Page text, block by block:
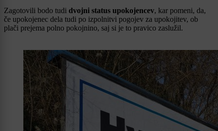
Zagotovili bodo tudi dvojni status upokojencev, kar pomeni, da,
če upokojenec dela tudi po izpolnitvi pogojev za upokojitev, ob
plači prejema polno pokojnino, saj si je to pravico zaslužil.